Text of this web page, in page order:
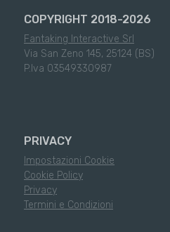
COPYRIGHT 2018-2026
Fantaking Interactive Srl
Via San Zeno 145, 25124 (BS)
P.Iva 03549330987
PRIVACY
Impostazioni Cookie
Cookie Policy
Privacy
Termini e Condizioni